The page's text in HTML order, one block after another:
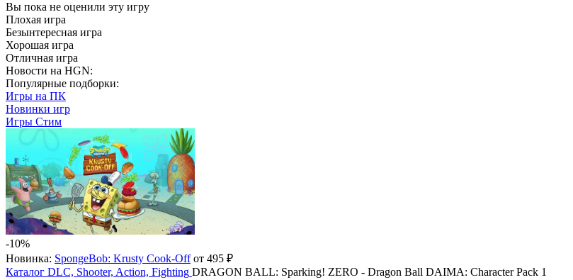
Вы пока не оценили эту игру
Плохая игра
Безынтересная игра
Хорошая игра
Отличная игра
Новости на HGN:
Популярные подборки:
Игры на ПК
Новинки игр
Игры Стим
-10%
Новинка: SpongeBob: Krusty Cook-Offот 495 ₽
Каталог DLC, Shooter, Action, Fighting DRAGON BALL: Sparking! ZERO - Dragon Ball DAIMA: Character Pack 1